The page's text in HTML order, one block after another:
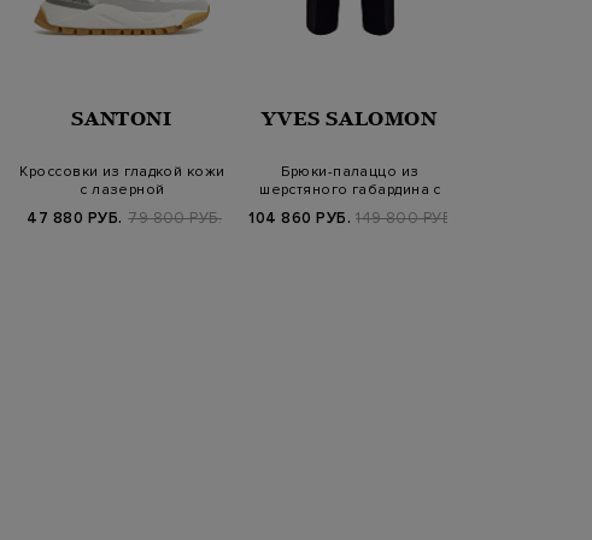
SANTONI
Кроссовки из гладкой кожи
с лазерной
47 880 РУБ. 79 800 РУБ.
YVES SALOMON
Брюки-палаццо из
шерстяного габардина с
104 860 РУБ. 149 800 РУБ.